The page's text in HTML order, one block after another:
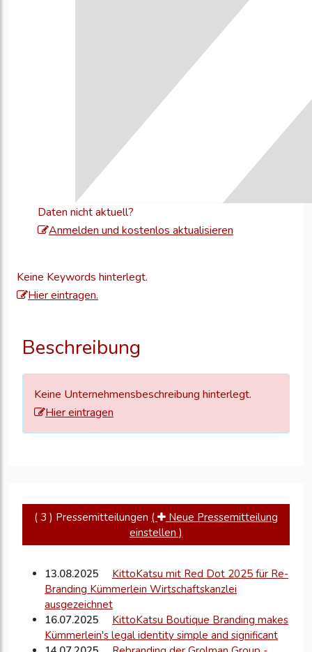
Daten nicht aktuell?
Anmelden und kostenlos aktualisieren
aktualisieren
Keine Keywords hinterlegt.
Hier eintragen.
Beschreibung
Keine Unternehmensbeschreibung hinterlegt.
Hier eintragen
( 3 ) Pressemitteilungen (
Neue Pressemitteilung
einstellen )
13.08.2025
KittoKatsu mit Red Dot 2025 für Re-
Branding Kümmerlein Wirtschaftskanzlei
ausgezeichnet
16.07.2025
KittoKatsu Boutique Branding makes
Kümmerlein's legal identity simple and significant